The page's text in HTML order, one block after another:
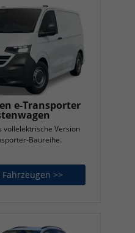
e-Transporter
vollelektrische Version
Baureihe.
>>